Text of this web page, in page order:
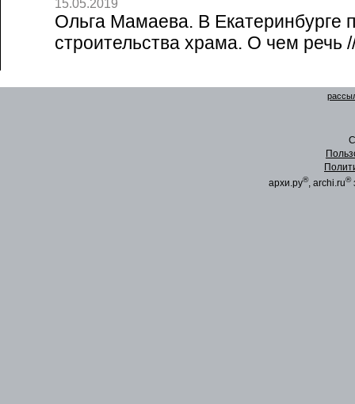
15.05.2019
Ольга Мамаева. В Екатеринбурге
строительства храма. О чем речь
архи.ру®, archi.ru®